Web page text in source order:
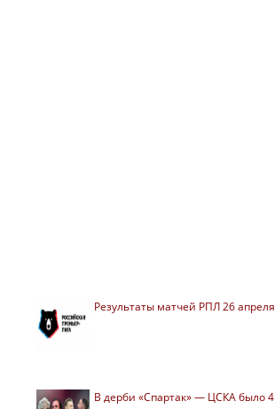
Результаты матчей РПЛ 26 апреля
В дерби «Спартак» — ЦСКА было 4